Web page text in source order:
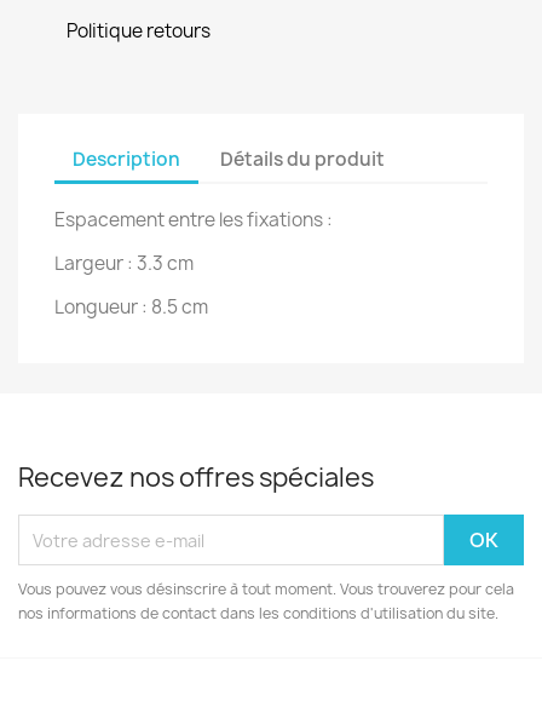
Politique retours
Description Détails du produit
Espacement entre les fixations :
Largeur : 3.3 cm
Longueur : 8.5 cm
Recevez nos offres spéciales
Vous pouvez vous désinscrire à tout moment. Vous trouverez pour cela
nos informations de contact dans les conditions d'utilisation du site.